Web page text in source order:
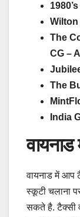
The
CG –
The
India
वायनाड में आप
स्कूटी चलाना
सकते है. टैक्सी